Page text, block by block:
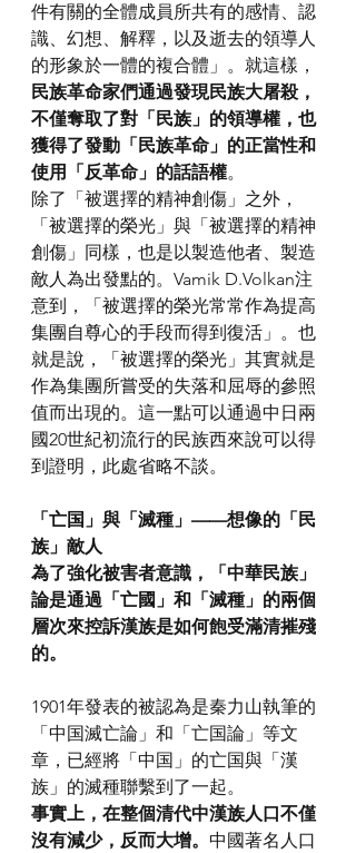
件有關的全體成員所共有的感情、認
識、幻想、解釋，以及逝去的領導人
的形象於一體的複合體」。就這樣，
民族革命家們通過發現民族大屠殺，
不僅奪取了對「民族」的領導權，也
獲得了發動「民族革命」的正當性和
使用「反革命」的話語權。
除了「被選擇的精神創傷」之外，
「被選擇的榮光」與「被選擇的精神
創傷」同樣，也是以製造他者、製造
敵人為出發點的。Vamik D.Volkan注
意到，「被選擇的榮光常常作為提高
集團自尊心的手段而得到復活」。也
就是說，「被選擇的榮光」其實就是
作為集團所嘗受的失落和屈辱的參照
值而出現的。這一點可以通過中日兩
國20世紀初流行的民族西來說可以得
到證明，此處省略不談。
「亡国」與「滅種」——想像的「民
族」敵人
為了強化被害者意識，「中華民族」
論是通過「亡國」和「滅種」的兩個
層次來控訴漢族是如何飽受滿清摧殘
的。
1901年發表的被認為是秦力山執筆的
「中国滅亡論」和「亡国論」等文
章，已經將「中国」的亡国與「漢
族」的滅種聯繫到了一起。
事實上，在整個清代中漢族人口不僅
沒有減少，反而大增。 中國著名人口